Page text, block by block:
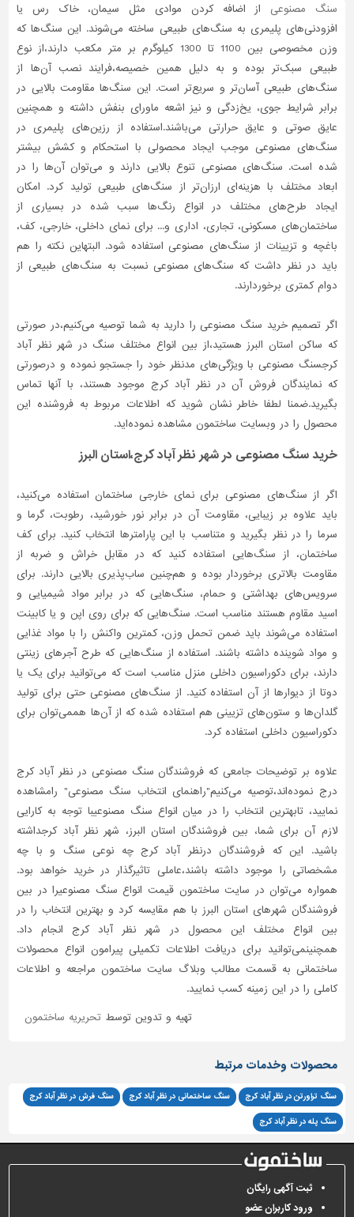
سنگ مصنوعی از اضافه کردن موادی مثل سیمان، خاک رس یا
افزودنی‌های پلیمری به سنگ‌های طبیعی ساخته می‌شوند. این سنگ‌ها که
وزن مخصوصی بین 1100 تا 1300 کیلوگرم بر متر مکعب دارند،از نوع
طبیعی سبک‌تر بوده و به دلیل همین خصیصه،فرایند نصب آن‌ها از
سنگ‌های طبیعی آسان‌تر و سریع‌تر است. این سنگ‌ها مقاومت بالایی در
برابر شرایط جوی، یخ‌زدگی و نیز اشعه ماورای بنفش داشته و همچنین
عایق صوتی و عایق حرارتی می‌باشند.استفاده از رزین‌های پلیمری در
سنگ‌های مصنوعی موجب ایجاد محصولی با استحکام و کشش بیشتر
شده است. سنگ‌های مصنوعی تنوع بالایی دارند و می‌توان آن‌ها را در
ابعاد مختلف با هزینه‌ای ارزان‌تر از سنگ‌های طبیعی تولید کرد. امکان
ایجاد طرح‌های مختلف در انواع رنگ‌ها سبب شده در بسیاری از
ساختمان‌های مسکونی، تجاری، اداری و... برای نمای داخلی، خارجی، کف،
باغچه و تزیینات از سنگ‌های مصنوعی استفاده شود. البتهاین نکته را هم
باید در نظر داشت که سنگ‌های مصنوعی نسبت به سنگ‌های طبیعی از
دوام کمتری برخوردارند.
اگر تصمیم خرید سنگ مصنوعی را دارید به شما توصیه می‌کنیم،در صورتی
که ساکن استان البرز هستید،از بین انواع مختلف سنگ در شهر نظر آباد
کرجسنگ مصنوعی با ویژگی‌های مدنظر خود را جستجو نموده و درصورتی‌
که نمایندگان فروش آن در نظر آباد کرج موجود هستند، با آنها تماس
بگیرید.ضمنا لطفا خاطر نشان شوید که اطلاعات مربوط به فروشنده این
محصول را در وبسایت ساختمون مشاهده نموده‌اید.
خرید سنگ مصنوعی در شهر نظر آباد کرج،استان البرز
اگر از سنگ‌های مصنوعی برای نمای خارجی ساختمان استفاده می‌کنید،
باید علاوه بر زیبایی، مقاومت آن در برابر نور خورشید، رطوبت، گرما و
سرما را در نظر بگیرید و متناسب با این پارامترها انتخاب کنید. برای کف
ساختمان، از سنگ‌هایی استفاده کنید که در مقابل خراش و ضربه از
مقاومت بالاتری برخوردار بوده و هم‌چنین ساب‌پذیری بالایی دارند. برای
سرویس‌های بهداشتی و حمام، سنگ‌هایی که در برابر مواد شیمیایی و
اسید مقاوم هستند مناسب است. سنگ‌هایی که برای روی اپن و یا کابینت
استفاده می‌شوند باید ضمن تحمل وزن، کمترین واکنش را با مواد غذایی
و مواد شوینده داشته باشند. استفاده از سنگ‌هایی که طرح آجرهای زینتی
دارند، برای دکوراسیون داخلی منزل مناسب است که می‌توانید برای یک یا
دوتا از دیوارها از آن استفاده کنید. از سنگ‌های مصنوعی حتی برای تولید
گلدان‌ها و ستون‌های تزیینی هم استفاده شده که از آن‌ها هممی‌توان برای
دکوراسیون داخلی استفاده کرد.
علاوه بر توضیحات جامعی که فروشندگان سنگ مصنوعی در نظر آباد کرج
درج نموده‌اند،توصیه می‌کنیم"راهنمای انتخاب سنگ مصنوعی" رامشاهده
نمایید، تابهترین انتخاب را در میان انواع سنگ مصنوعیبا توجه به کارایی
لازم آن برای شما، بین فروشندگان استان البرز، شهر نظر آباد کرجداشته
باشید. این که فروشندگان درنظر آباد کرج چه نوعی سنگ و با چه
مشخصاتی را موجود داشته باشند،عاملی تاثیر‌گذار در خرید خواهد بود.
همواره می‌توان در سایت ساختمون قیمت انواع سنگ مصنوعیرا در بین
فروشندگان شهرهای استان البرز با هم مقایسه کرد و بهترین انتخاب را در
بین انواع مختلف این محصول در شهر نظر آباد کرج انجام داد.
همچنینمی‌توانید برای دریافت اطلاعات تکمیلی پیرامون انواع محصولات
ساختمانی به قسمت مطالب وبلاگ سایت ساختمون مراجعه و اطلاعات
کاملی را در این زمینه کسب نمایید.
تهیه و تدوین توسط تحریریه ساختمون
محصولات وخدمات مرتبط
سنگ تراورتن در نظر آباد کرج سنگ ساختمانی در نظر آباد کرج سنگ فرش در نظر آباد کرج
سنگ پله در نظر آباد کرج
ثبت آگهی رایگان
ورود کاربران عضو